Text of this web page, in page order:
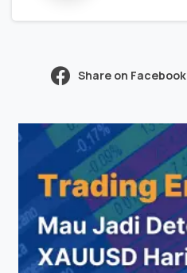
Share on Facebook